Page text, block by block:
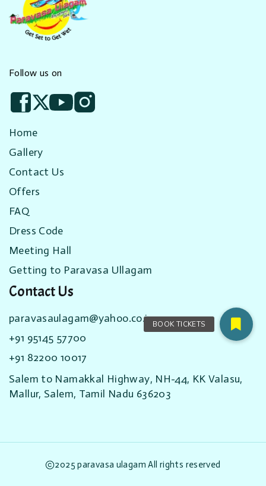
Follow us on
Home
Gallery
Contact Us
Offers
FAQ
Dress Code
Meeting Hall
Getting to Paravasa Ullagam
Contact Us
paravasaulagam@yahoo.co.in
+91 95145 57700
+91 82200 10017
Salem to Namakkal Highway, NH-44, KK Valasu,
Mallur, Salem, Tamil Nadu 636203
2025 paravasa ulagam All rights reserved